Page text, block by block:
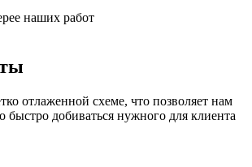
наших работ
отлаженной схеме, что позволяет нам
быстро добиваться нужного для клиента